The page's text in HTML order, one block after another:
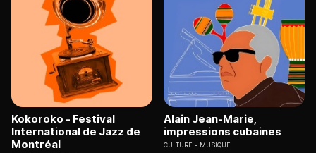
Kokoroko - Festival
International de Jazz de
Montréal
Alain Jean-Marie,
impressions cubaines
CULTURE MUSIQUE